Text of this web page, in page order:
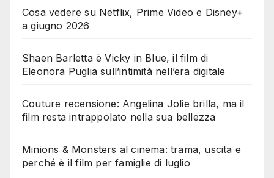
Cosa vedere su Netflix, Prime Video e Disney+
a giugno 2026
Shaen Barletta è Vicky in Blue, il film di
Eleonora Puglia sull’intimità nell’era digitale
Couture recensione: Angelina Jolie brilla, ma il
film resta intrappolato nella sua bellezza
Minions & Monsters al cinema: trama, uscita e
perché è il film per famiglie di luglio